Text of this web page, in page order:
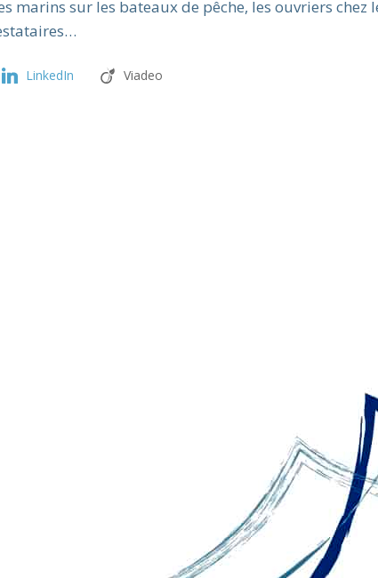
marins sur les bateaux de pêche, les ouvriers chez
LinkedIn Viadeo